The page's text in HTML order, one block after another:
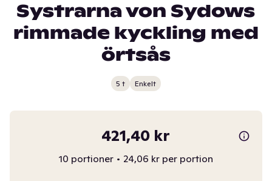
Systrarna von Sydows
rimmade kyckling med
örtsås
5 t Enkelt
421,40 kr
10 portioner • 24,06 kr per portion